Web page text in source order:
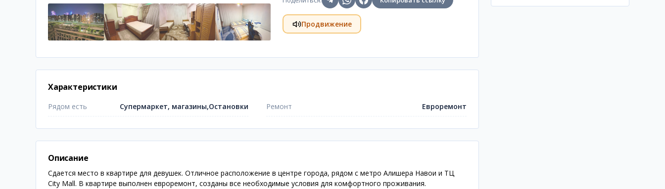
Продвижение
Характеристики
Рядом есть Супермаркет, магазины,Остановки Ремонт Евроремонт
Описание
Сдается место в квартире для девушек. Отличное расположение в центре города, рядом с метро Алишера Навои и ТЦ
City Mall. В квартире выполнен евроремонт, созданы все необходимые условия для комфортного проживания.